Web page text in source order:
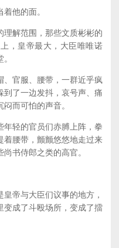
他的面。
解范围，那些文质彬彬的
，皇帝最大，大臣唯唯诺
官服、腰带，一群近乎疯
到了一边发抖，哀号声、痛
而可怕的声音。
轻的官员们赤膊上阵，拳
着腰带，颤颤悠悠地走过来
书侍郎之类的高官。
帝与大臣们议事的地方，
变成了斗殴场所，变成了擂